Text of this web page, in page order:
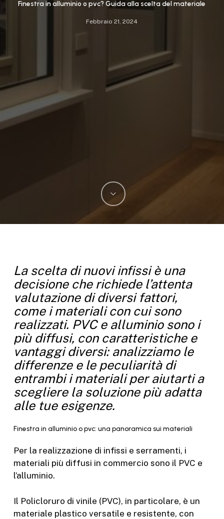
Finestra in alluminio o pvc? Guida alla scelta del materiale
Febbraio 21, 2024
La scelta di nuovi infissi è una
decisione che richiede l’attenta
valutazione di diversi fattori,
come i materiali con cui sono
realizzati. PVC e alluminio sono i
più diffusi, con caratteristiche e
vantaggi diversi: analizziamo le
differenze e le peculiarità di
entrambi i materiali per aiutarti a
scegliere la soluzione più adatta
alle tue esigenze.
Finestra in alluminioopvc: una panoramica sui materiali
Per la realizzazione di infissi e serramenti, i
materiali più diffusi in commercio sono il PVC e
l’alluminio.
Il Policloruro di vinile (PVC), in particolare, è un
materiale plastico versatile e resistente, con